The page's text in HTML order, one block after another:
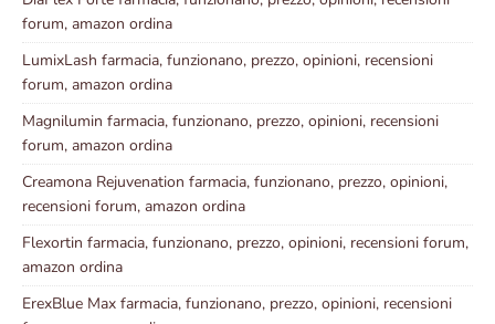
forum, amazon ordina
LumixLash farmacia, funzionano, prezzo, opinioni, recensioni
forum, amazon ordina
Magnilumin farmacia, funzionano, prezzo, opinioni, recensioni
forum, amazon ordina
Creamona Rejuvenation farmacia, funzionano, prezzo, opinioni,
recensioni forum, amazon ordina
Flexortin farmacia, funzionano, prezzo, opinioni, recensioni forum,
amazon ordina
ErexBlue Max farmacia, funzionano, prezzo, opinioni, recensioni